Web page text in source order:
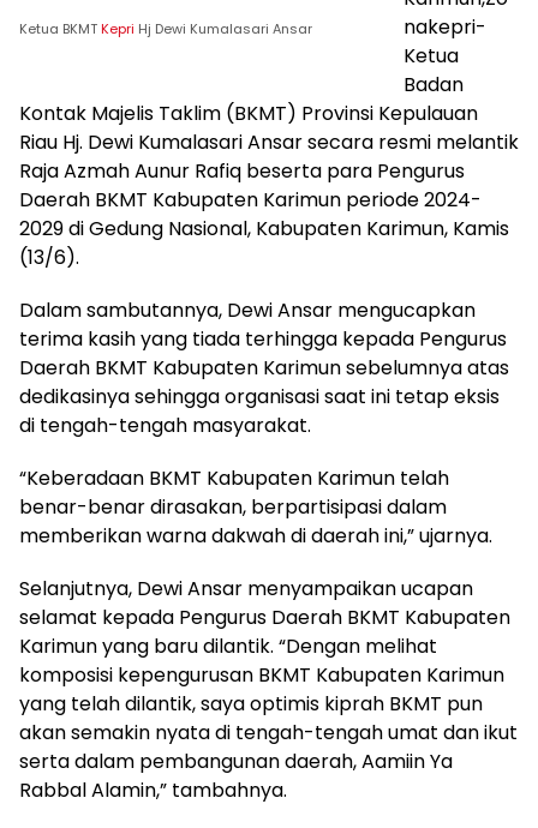
Ketua BKMTKepri Hj Dewi Kumalasari Ansar
nakepri-
Ketua
Badan
Kontak Majelis Taklim (BKMT) Provinsi Kepulauan
Riau Hj. Dewi Kumalasari Ansar secara resmi melantik
Raja Azmah Aunur Rafiq beserta para Pengurus
Daerah BKMT Kabupaten Karimun periode 2024-
2029 di Gedung Nasional, Kabupaten Karimun, Kamis
(13/6).
Dalam sambutannya, Dewi Ansar mengucapkan
terima kasih yang tiada terhingga kepada Pengurus
Daerah BKMT Kabupaten Karimun sebelumnya atas
dedikasinya sehingga organisasi saat ini tetap eksis
di tengah-tengah masyarakat.
“Keberadaan BKMT Kabupaten Karimun telah
benar-benar dirasakan, berpartisipasi dalam
memberikan warna dakwah di daerah ini,” ujarnya.
Selanjutnya, Dewi Ansar menyampaikan ucapan
selamat kepada Pengurus Daerah BKMT Kabupaten
Karimun yang baru dilantik. “Dengan melihat
komposisi kepengurusan BKMT Kabupaten Karimun
yang telah dilantik, saya optimis kiprah BKMT pun
akan semakin nyata di tengah-tengah umat dan ikut
serta dalam pembangunan daerah, Aamiin Ya
Rabbal Alamin,” tambahnya.